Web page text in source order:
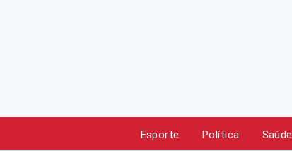
Esporte Política Saúde